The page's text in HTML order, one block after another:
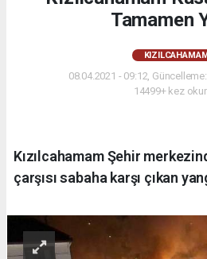
Tamamen
KIZILCAHAMAM
08.04.2021 - 09:12,
14499+ kez
Kızılcahamam Şehir
çarşısı sabaha karşı çıkan